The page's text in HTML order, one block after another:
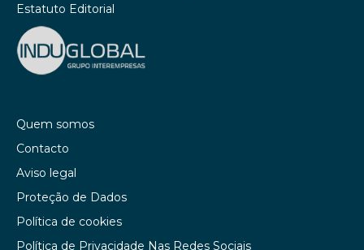
Estatuto Editorial
Quem somos
Contacto
Aviso legal
Proteção de Dados
Política de cookies
Política de Privacidade Nas Redes Sociais